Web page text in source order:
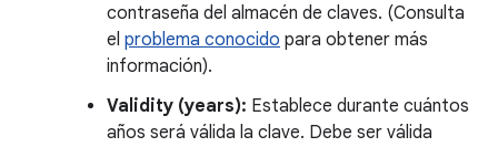
contraseña del almacén de claves. (Consulta
el problema conocido para obtener más
información).
Validity (years): Establece durante cuántos
años será válida la clave. Debe ser válida